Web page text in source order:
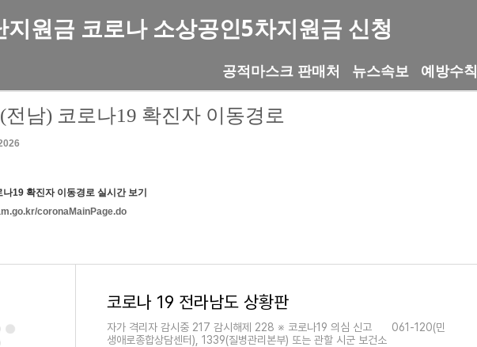
지원금 코로나 소상공인5차지원금 신청
공적마스크 판매처 뉴스속보 예방수칙
전남) 코로나19 확진자 이동경로
19 확진자 이동경로 실시간 보기
coronaMainPage.do
코로나 19 전라남도 상황판
자가 격리자 감시중 217 감시해제 228 ※ 코로나19 의심 신고 061-120(민
생애로종합상담센터), 1339(질병관리본부) 또는 관할 시군 보건소